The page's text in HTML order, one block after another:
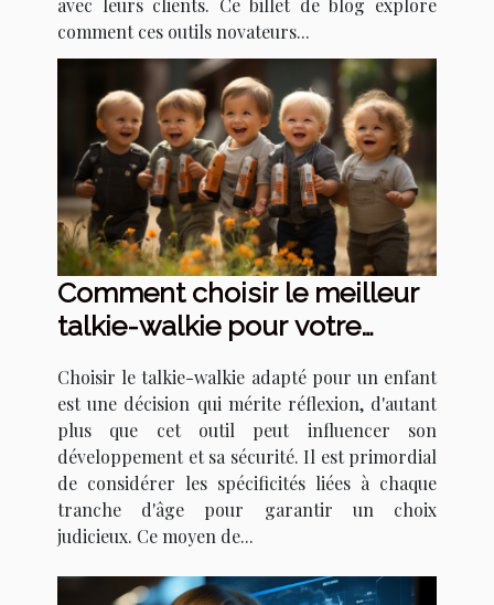
avec leurs clients. Ce billet de blog explore
comment ces outils novateurs...
Comment choisir le meilleur
talkie-walkie pour votre
Choisir le talkie-walkie adapté pour un enfant
est une décision qui mérite réflexion, d'autant
plus que cet outil peut influencer son
développement et sa sécurité. Il est primordial
de considérer les spécificités liées à chaque
tranche d'âge pour garantir un choix
judicieux. Ce moyen de...